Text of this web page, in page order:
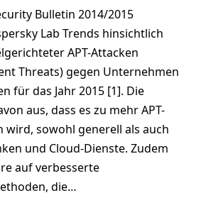
Bulletin 2014/2015
Lab Trends hinsichtlich
APT-Attacken
Threats) gegen Unternehmen
für das Jahr 2015 [1]. Die
aus, dass es zu mehr APT-
sowohl generell als auch
und Cloud-Dienste. Zudem
auf verbesserte
die…